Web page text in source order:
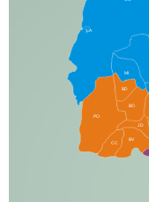
MI
BD
BO
JD
PO
BV
CC
LA